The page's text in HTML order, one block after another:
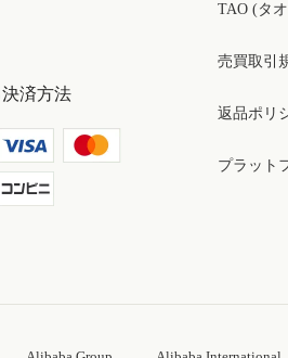
済方法
TAO (タ
売買取引
返品ポリ
プラット